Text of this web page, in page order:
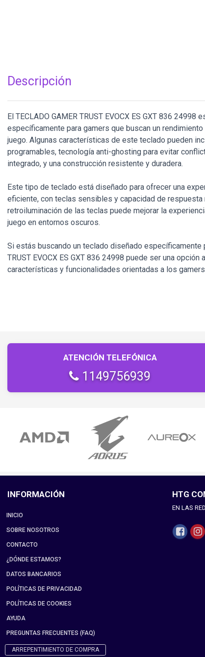
Descripción
El TECLADO GAMER TRUST EVOCX ES GXT 836 24998
específicamente para gamers que buscan un
juego. Algunas características de este teclado pueden
programables, tecnología anti-ghosting para evitar
integrado, y una construcción resistente y duradera.
Este tipo de teclado está diseñado para ofrecer una
eficiente, con teclas sensibles y capacidad de respuesta
retroiluminación de las teclas puede mejorar la
juego en entornos oscuros.
Si estás buscando un teclado diseñado específicamente
TRUST EVOCX ES GXT 836 24998 puede ser una opción
características y funcionalidades orientadas a los
ATENCIÓN TELEFÓNICA
1149756939
INFORMACIÓN
INICIO
SOBRE NOSOTROS
CONTACTO
¿DÓNDE ESTAMOS?
DATOS BANCARIOS
POLÍTICAS DE PRIVACIDAD
POLÍTICAS DE COOKIES
AYUDA
PREGUNTAS FRECUENTES (FAQ)
ARREPENTIMIENTO DE COMPRA
HTG
EN LAS